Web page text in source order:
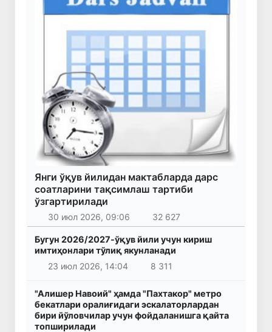
Янги ўқув йилидан мактабларда дарс
соатларини тақсимлаш тартиби
ўзгартирилади
30 июл 2026, 09:06 32 627
Бугун 2026/2027-ўқув йили учун кириш
имтиҳонлари тўлиқ якунланади
23 июл 2026, 14:04
8 311
"Алишер Навоий" ҳамда "Пахтакор" метро
бекатлари оралиғидаги эскалаторлардан
бири йўловчилар учун фойдаланишга қайта
топширилади